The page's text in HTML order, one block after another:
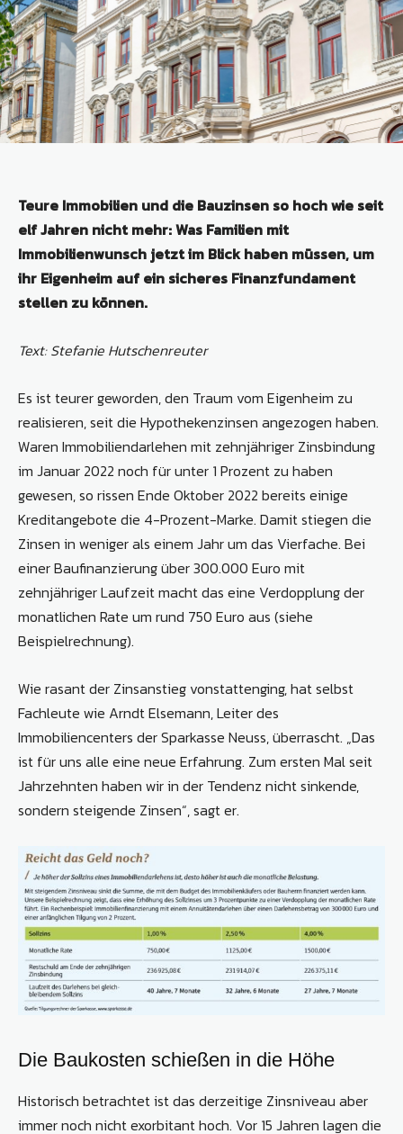
Teure Immobilien und die Bauzinsen so hoch wie seit
elf Jahren nicht mehr: Was Familien mit
Immobilienwunsch jetzt im Blick haben müssen, um
ihr Eigenheim auf ein sicheres Finanzfundament
stellen zu können.
Text: Stefanie Hutschenreuter
Es ist teurer geworden, den Traum vom Eigenheim zu
realisieren, seit die Hypothekenzinsen angezogen haben.
Waren Immobiliendarlehen mit zehnjähriger Zinsbindung
im Januar 2022 noch für unter 1 Prozent zu haben
gewesen, so rissen Ende Oktober 2022 bereits einige
Kreditangebote die 4-Prozent-Marke. Damit stiegen die
Zinsen in weniger als einem Jahr um das Vierfache. Bei
einer Baufinanzierung über 300.000 Euro mit
zehnjähriger Laufzeit macht das eine Verdopplung der
monatlichen Rate um rund 750 Euro aus (siehe
Beispielrechnung).
Wie rasant der Zinsanstieg vonstattenging, hat selbst
Fachleute wie Arndt Elsemann, Leiter des
Immobiliencenters der Sparkasse Neuss, überrascht. „Das
ist für uns alle eine neue Erfahrung. Zum ersten Mal seit
Jahrzehnten haben wir in der Tendenz nicht sinkende,
sondern steigende Zinsen“, sagt er.
Die Baukosten schießen in die Höhe
Historisch betrachtet ist das derzeitige Zinsniveau aber
immer noch nicht exorbitant hoch. Vor 15 Jahren lagen die